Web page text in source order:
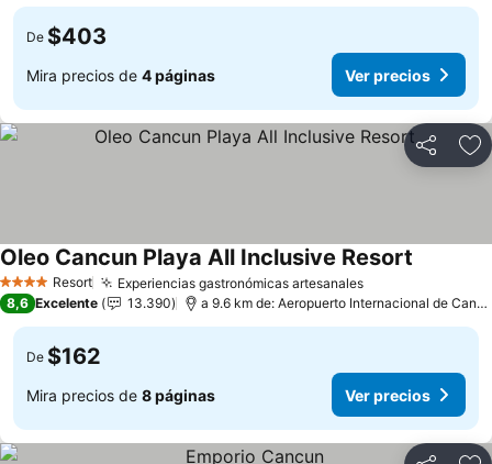
De $403
Mira precios de 4 páginas Ver precios
Compartir
4 EstrellasResort Experiencias gastronómicas artesanalesVer precios
Oleo Cancun Playa All Inclusive Resort
8,6 Excelente 13.390 a 9.6 km de: Aeropuerto Internacional de
De $162
Mira precios de 8 páginas Ver precios